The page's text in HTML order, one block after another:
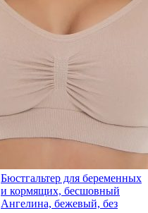
Бюстгальтер для беременных
и кормящих, бесшовный
Ангелина, бежевый, без